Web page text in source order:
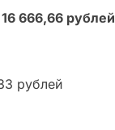
16 666,66 рублей
рублей